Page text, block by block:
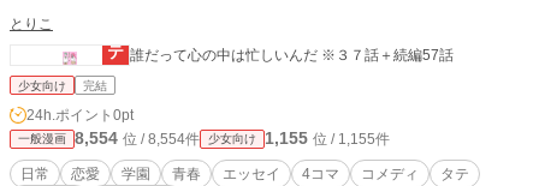
とりこ
誰だって心の中は忙しいんだ ※３７話＋続編57話
少女向け 完結
24h.ポイント 0pt
一般漫画 8,554 位 / 8,554件 少女向け 1,155 位 / 1,155件
日常 恋愛 学園 青春 エッセイ 4コマ コメディ
タテ